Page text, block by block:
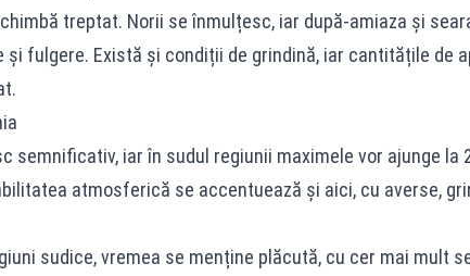
treptat. Norii se înmulțesc, iar după-amiaza și
și fulgere. Există și condiții de grindină, iar cantitățile de
semnificativ, iar în sudul regiunii maximele vor ajunge la
atmosferică se accentuează și aici, cu averse,
sudice, vremea se menține plăcută, cu cer mai mult